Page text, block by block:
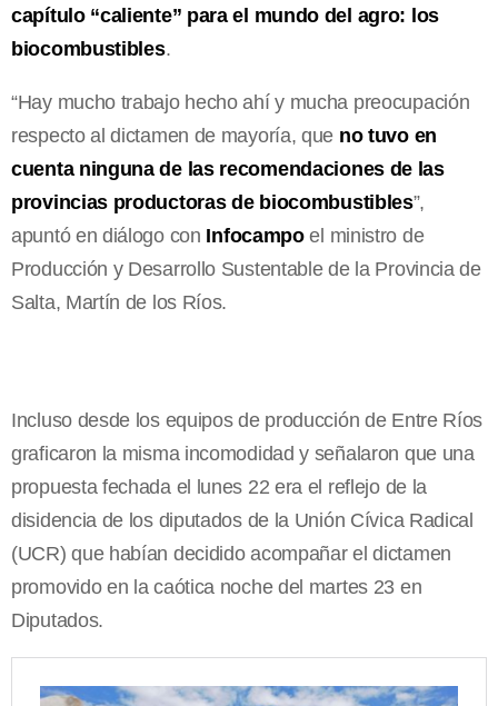
capítulo “caliente” para el mundo del agro: los
biocombustibles.
“Hay mucho trabajo hecho ahí y mucha preocupación
respecto al dictamen de mayoría, que no tuvo en
cuenta ninguna de las recomendaciones de las
provincias productoras de biocombustibles”,
apuntó en diálogo con Infocampoel ministro de
Producción y Desarrollo Sustentable de la Provincia de
Salta, Martín de los Ríos.
Incluso desde los equipos de producción de Entre Ríos
graficaron la misma incomodidad y señalaron que una
propuesta fechada el lunes 22 era el reflejo de la
disidencia de los diputados de la Unión Cívica Radical
(UCR) que habían decidido acompañar el dictamen
promovido en la caótica noche del martes 23 en
Diputados.